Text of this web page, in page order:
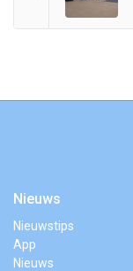
Nieuws
Nieuwstips
App
Nieuws